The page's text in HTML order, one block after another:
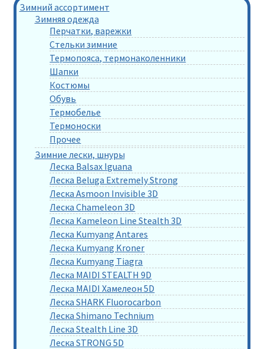
Зимний ассортимент
Зимняя одежда
Перчатки, варежки
Стельки зимние
Термопояса, термонаколенники
Шапки
Костюмы
Обувь
Термобелье
Термоноски
Прочее
Зимние лески, шнуры
Леска Balsax Iguana
Леска Beluga Extremely Strong
Леска Asmoon Invisible 3D
Леска Chameleon 3D
Леска Kameleon Line Stealth 3D
Леска Kumyang Antares
Леска Kumyang Kroner
Леска Kumyang Tiagra
Леска MAIDI STEALTH 9D
Леска MAIDI Хамелеон 5D
Леска SHARK Fluorocarbon
Леска Shimano Technium
Леска Stealth Line 3D
Леска STRONG 5D